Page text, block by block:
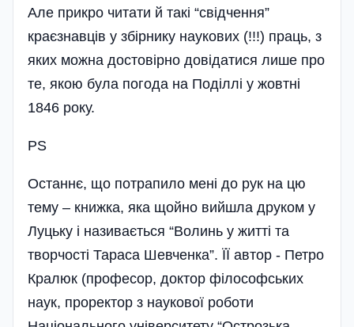
Але прикро читати й такі “свідчення”
краєзнавців у збірнику наукових (!!!) праць, з
яких можна достовірно довідатися лише про
те, якою була погода на Поділлі у жовтні
1846 року.
PS
Останнє, що потрапило мені до рук на цю
тему – книжка, яка щойно вийшла друком у
Луцьку і називається “Волинь у житті та
творчості Тараса Шевченка”. ЇЇ автор - Петро
Кралюк (професор, доктор філософських
наук, проректор з наукової роботи